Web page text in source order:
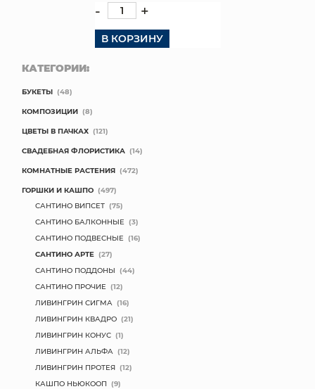
- +
В КОРЗИНУ
КАТЕГОРИИ:
БУКЕТЫ (48)
КОМПОЗИЦИИ (8)
ЦВЕТЫ В ПАЧКАХ (121)
СВАДЕБНАЯ ФЛОРИСТИКА (14)
КОМНАТНЫЕ РАСТЕНИЯ (472)
ГОРШКИ И КАШПО (497)
САНТИНО ВИПСЕТ (75)
САНТИНО БАЛКОННЫЕ (3)
САНТИНО ПОДВЕСНЫЕ (16)
САНТИНО АРТЕ (27)
САНТИНО ПОДДОНЫ (44)
САНТИНО ПРОЧИЕ (12)
ЛИВИНГРИН СИГМА (16)
ЛИВИНГРИН КВАДРО (21)
ЛИВИНГРИН КОНУС (1)
ЛИВИНГРИН АЛЬФА (12)
ЛИВИНГРИН ПРОТЕЯ (12)
КАШПО НЬЮКООП (9)